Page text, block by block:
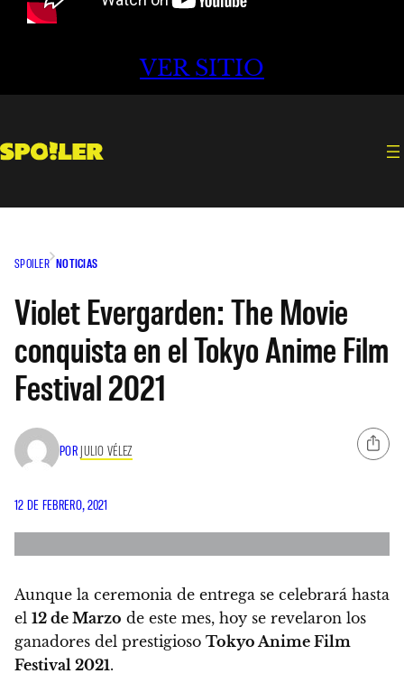
VER SITIO
SPOILER NOTICIAS
Violet Evergarden: The Movie
conquista en el Tokyo Anime Film
Festival 2021
POR JULIO VÉLEZ
12 DE FEBRERO, 2021
Aunque la ceremonia de entrega se celebrará hasta
el 12 de Marzo de este mes, hoy se revelaron los
ganadores del prestigioso Tokyo Anime Film
Festival 2021.